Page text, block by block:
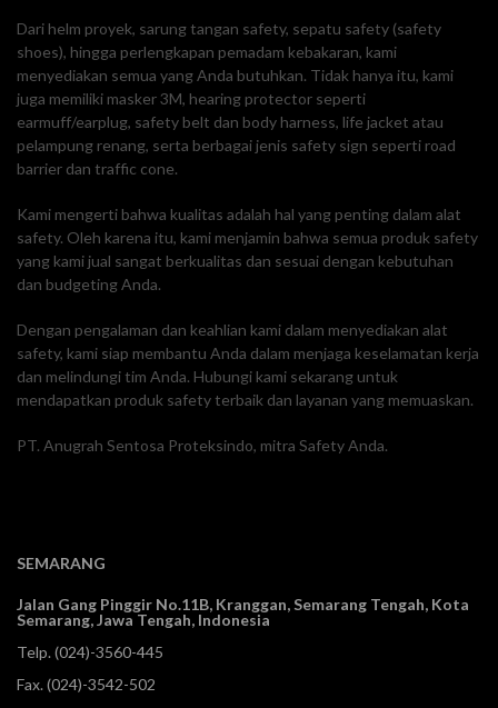
Dari helm proyek, sarung tangan safety, sepatu safety (safety
shoes), hingga perlengkapan pemadam kebakaran, kami
menyediakan semua yang Anda butuhkan. Tidak hanya itu, kami
juga memiliki masker 3M, hearing protector seperti
earmuff/earplug, safety belt dan body harness, life jacket atau
pelampung renang, serta berbagai jenis safety sign seperti road
barrier dan traffic cone.
Kami mengerti bahwa kualitas adalah hal yang penting dalam alat
safety. Oleh karena itu, kami menjamin bahwa semua produk safety
yang kami jual sangat berkualitas dan sesuai dengan kebutuhan
dan budgeting Anda.
Dengan pengalaman dan keahlian kami dalam menyediakan alat
safety, kami siap membantu Anda dalam menjaga keselamatan kerja
dan melindungi tim Anda. Hubungi kami sekarang untuk
mendapatkan produk safety terbaik dan layanan yang memuaskan.
PT. Anugrah Sentosa Proteksindo, mitra Safety Anda.
SEMARANG
Jalan Gang Pinggir No.11B, Kranggan,Semarang Tengah, Kota
Semarang, Jawa Tengah, Indonesia
Telp. (024)-3560-445
Fax. (024)-3542-502